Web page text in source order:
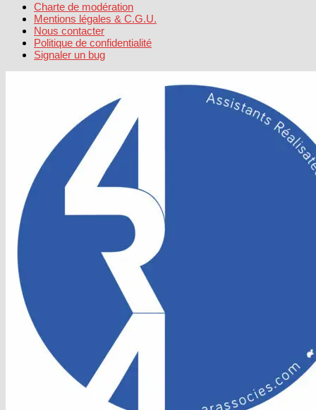
Charte de modération
Mentions légales & C.G.U.
Nous contacter
Politique de confidentialité
Signaler un bug